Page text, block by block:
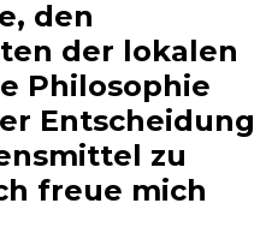
den
der lokalen
Philosophie
Entscheidung
zu
freue mich